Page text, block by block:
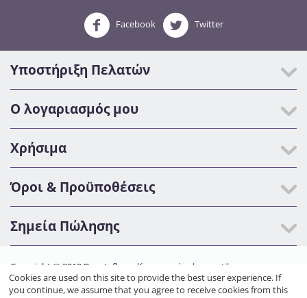
Facebook Twitter
Υποστήριξη Πελατών
Ο λογαριασμός μου
Χρήσιμα
Όροι & Προϋποθέσεις
Σημεία Πώλησης
Copyright © 2019 Beautyfly.gr. Κατασκευή eshop netikon.gr
Cookies are used on this site to provide the best user experience. If
you continue, we assume that you agree to receive cookies from this